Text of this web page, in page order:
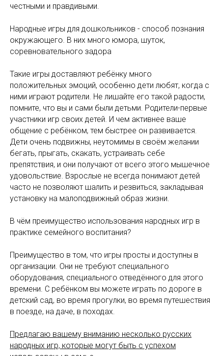
честными и правдивыми.
Народные игры для дошкольников - способ познания
окружающего. В них много юмора, шуток,
соревновательного задора
Такие игры доставляют ребёнку много
положительных эмоций, особенно дети любят, когда с
ними играют родители. Не лишайте его такой радости,
помните, что вы и сами были детьми. Родители-первые
участники игр своих детей. И чем активнее ваше
общение с ребёнком, тем быстрее он развивается.
Дети очень подвижны, неутомимы в своём желании
бегать, прыгать, скакать, устраивать себе
препятствия, и они получают от всего этого мышечное
удовольствие. Взрослые не всегда понимают детей
часто не позволяют шалить и резвиться, закладывая
установку на малоподвижный образ жизни.
В чём преимущество использования народных игр в
практике семейного воспитания?
Преимущество в том, что игры просты и доступны в
организации. Они не требуют специального
оборудования, специального отведённого для этого
времени. С ребёнком вы можете играть по дороге в
детский сад, во время прогулки, во время путешествия
в поезде, на даче, в походах.
Предлагаю вашему вниманию несколько русских
народных игр, которые могут быть с успехом